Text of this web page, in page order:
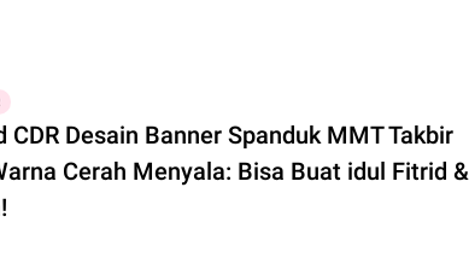
CDR Desain Banner Spanduk MMT Takbir
Cerah Menyala: Bisa Buat idul Fitrid &